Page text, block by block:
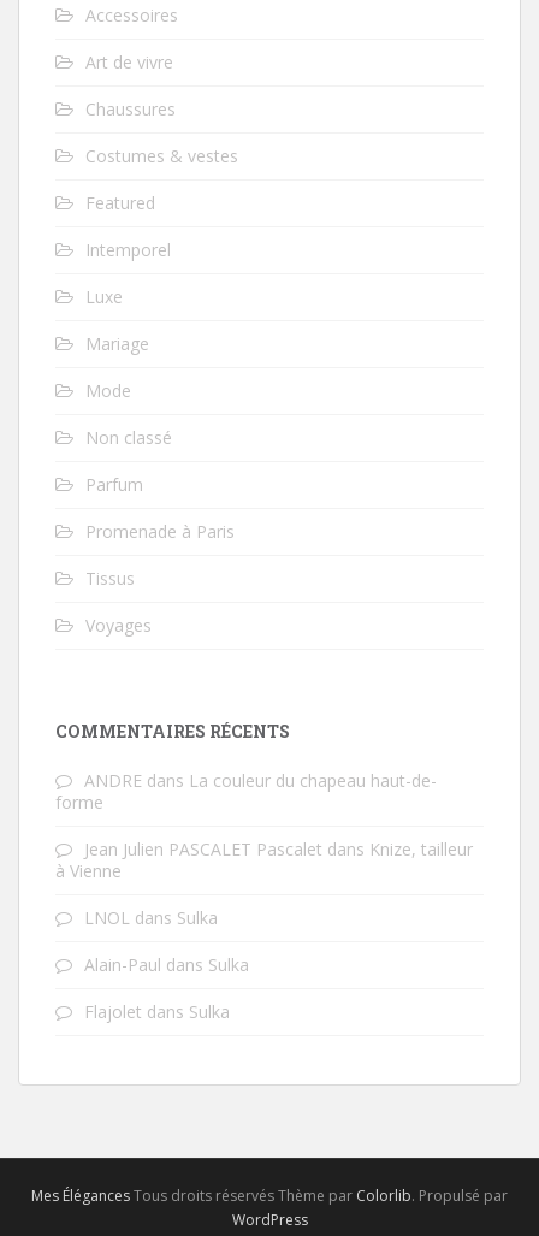
Accessoires
Art de vivre
Chaussures
Costumes & vestes
Featured
Intemporel
Luxe
Mariage
Mode
Non classé
Parfum
Promenade à Paris
Tissus
Voyages
COMMENTAIRES RÉCENTS
ANDRE dans La couleur du chapeau haut-de-
forme
Jean Julien PASCALET Pascalet dans Knize, tailleur
à Vienne
LNOL dans Sulka
Alain-Paul dans Sulka
Flajolet dans Sulka
Mes ÉlégancesTous droits réservés Thème par Colorlib. Propulsé par
WordPress